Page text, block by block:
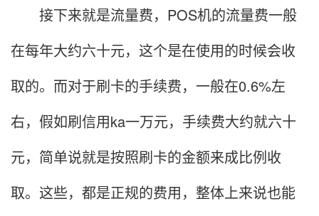
接下来就是流量费，POS机的流量费一般
在每年大约六十元，这个是在使用的时候会收
取的。而对于刷卡的手续费，一般在0.6%左
右，假如刷信用ka一万元，手续费大约就六十
元，简单说就是按照刷卡的金额来成比例收
取。这些，都是正规的费用，整体上来说也能